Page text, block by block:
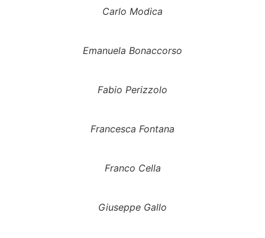
Carlo Modica
Emanuela Bonaccorso
Fabio Perizzolo
Francesca Fontana
Franco Cella
Giuseppe Gallo